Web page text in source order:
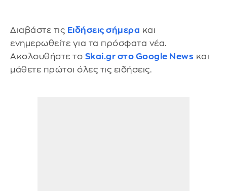
Διαβάστε τις Ειδήσεις σήμερα και
ενημερωθείτε για τα πρόσφατα νέα.
Ακολουθήστε το Skai.gr στο Google News και
μάθετε πρώτοι όλες τις ειδήσεις.